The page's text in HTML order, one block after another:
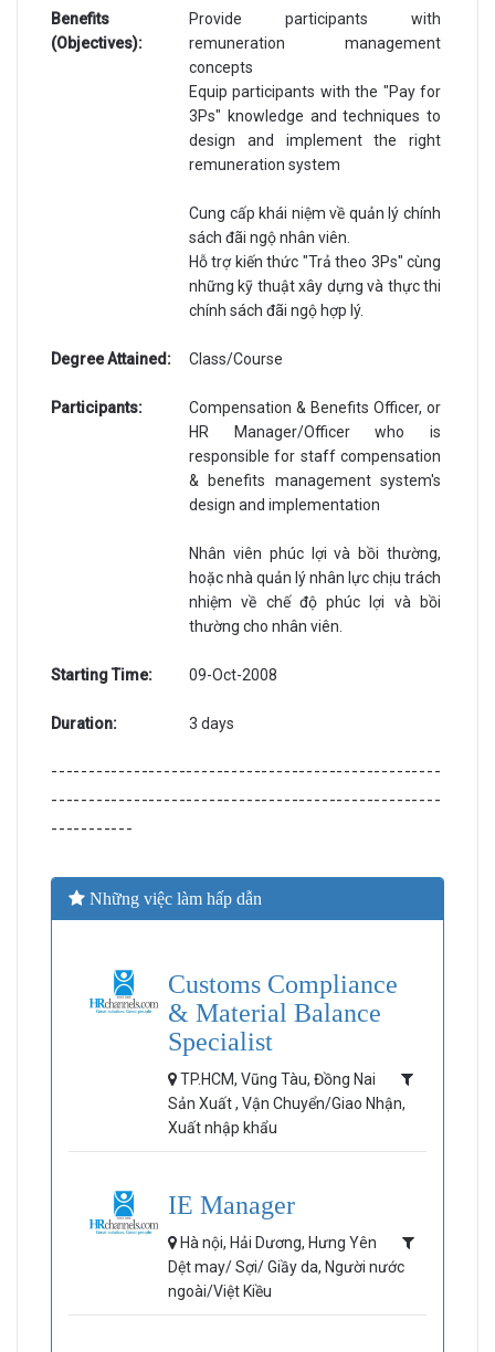
Benefits
(Objectives):
Provide participants with
remuneration management
concepts
Equip participants with the "Pay for
3Ps" knowledge and techniques to
design and implement the right
remuneration system
Cung cấp khái niệm về quản lý chính
sách đãi ngộ nhân viên.
Hỗ trợ kiến thức "Trả theo 3Ps" cùng
những kỹ thuật xây dựng và thực thi
chính sách đãi ngộ hợp lý.
Degree Attained: Class/Course
Participants:
Compensation & Benefits Officer, or
HR Manager/Officer who is
responsible for staff compensation
& benefits management system's
design and implementation
Nhân viên phúc lợi và bồi thường,
hoặc nhà quản lý nhân lực chịu trách
nhiệm về chế độ phúc lợi và bồi
thường cho nhân viên.
Starting Time: 09-Oct-2008
Duration: 3 days
----------------------------------------------------
----------------------------------------------------
-----------
Những việc làm hấp dẫn
Customs Compliance
& Material Balance
Specialist
TP.HCM, Vũng Tàu, Đồng Nai
Sản Xuất , Vận Chuyển/Giao Nhận,
Xuất nhập khẩu
IE Manager
Hà nội, Hải Dương, Hưng Yên
Dệt may/ Sợi/ Giầy da, Người nước
ngoài/Việt Kiều